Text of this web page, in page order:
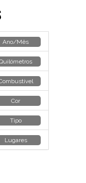
Ano/Mês
Cor
Tipo
Lugares